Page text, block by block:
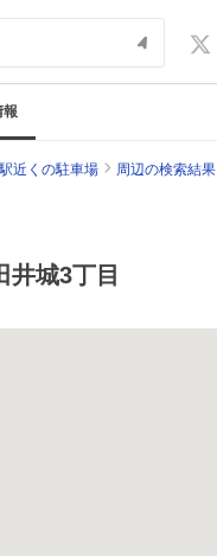
報
近くの駐車場 周辺の検索結果
井城3丁目